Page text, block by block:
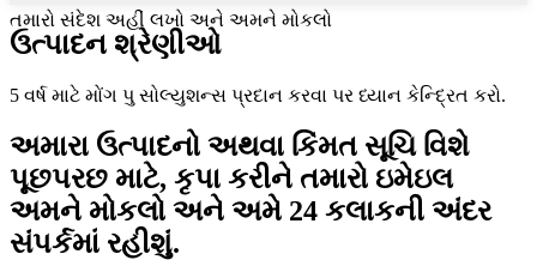
તમારો સંદેશ અહીં લખો અને અમને મોકલો
ઉત્પાદન શ્રેણીઓ
5 વર્ષ માટે મોંગ પુ સોલ્યુશન્સ પ્રદાન કરવા પર ધ્યાન કેન્દ્રિત કરો.
અમારા ઉત્પાદનો અથવા કિંમત સૂચિ વિશે
પૂછપરછ માટે, કૃપા કરીને તમારો ઇમેઇલ
અમને મોકલો અને અમે 24 કલાકની અંદર
સંપર્કમાં રહીશું.